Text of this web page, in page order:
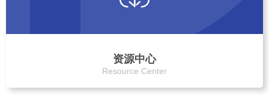
资源中心
Resource Center